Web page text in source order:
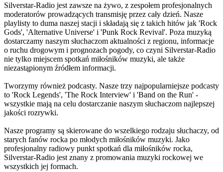
Silverstar-Radio jest zawsze na żywo, z zespołem profesjonalnych
moderatorów prowadzących transmisję przez cały dzień. Nasze
playlisty to duma naszej stacji i składają się z takich hitów jak 'Rock
Gods', 'Alternative Universe' i 'Punk Rock Revival'. Poza muzyką
dostarczamy naszym słuchaczom aktualności z regionu, informacje
o ruchu drogowym i prognozach pogody, co czyni Silverstar-Radio
nie tylko miejscem spotkań miłośników muzyki, ale także
niezastąpionym źródłem informacji.
Tworzymy również podcasty. Nasze trzy najpopularniejsze podcasty
to 'Rock Legends', 'The Rock Interview' i 'Band on the Run' -
wszystkie mają na celu dostarczanie naszym słuchaczom najlepszej
jakości rozrywki.
Nasze programy są skierowane do wszelkiego rodzaju słuchaczy, od
starych fanów rocka po młodych miłośników muzyki. Jako
profesjonalny radiowy punkt spotkań dla miłośników rocka,
Silverstar-Radio jest znany z promowania muzyki rockowej we
wszystkich jej formach.